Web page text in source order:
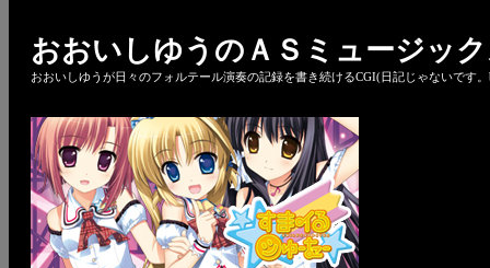
おおいしゆうのＡＳミュージッ
おおいしゆうが日々のフォルテール演奏の記録を書き続けるCGI(日記じゃないです